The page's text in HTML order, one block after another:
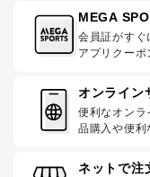
MEGA
会員証がすぐ
アプリクーポ
オンライン
便利なオン
品購入や便利
ネットで注